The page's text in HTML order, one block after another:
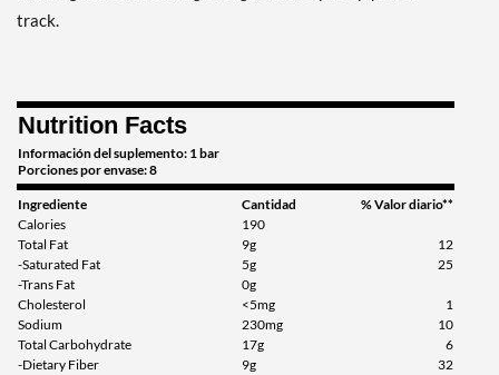
Chocolate Peanut Butter 8
bars
Precio de venta: C$21.14
Agregar al carrito »
Chocolate Peanut Butter
Precio de venta: C$31.01
track.
Nutrition Facts
Información del suplemento: 1 bar
Porciones por envase: 8
Ingrediente Cantidad
% Valor diario**
Calories
190
Total Fat
9g
12
-Saturated Fat
5g
25
-Trans Fat
0g
Cholesterol
<5mg
1
Sodium
230mg
10
Total Carbohydrate
17g
6
-Dietary Fiber
9g
32